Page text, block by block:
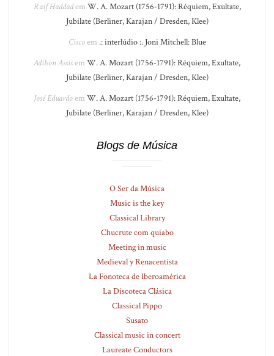
Raif Haddadem W. A. Mozart (1756-1791): Réquiem, Exultate,
Jubilate (Berliner, Karajan / Dresden, Klee)
Ciscoem .: interlúdio :. Joni Mitchell: Blue
Adilson Assisem W. A. Mozart (1756-1791): Réquiem, Exultate,
Jubilate (Berliner, Karajan / Dresden, Klee)
José Eduardoem W. A. Mozart (1756-1791): Réquiem, Exultate,
Jubilate (Berliner, Karajan / Dresden, Klee)
Blogs de Música
O Ser da Música
Music is the key
Classical Library
Chucrute com quiabo
Meeting in music
Medieval y Renacentista
La Fonoteca de Iberoamérica
La Discoteca Clásica
Classical Pippo
Susato
Classical music in concert
Laureate Conductors